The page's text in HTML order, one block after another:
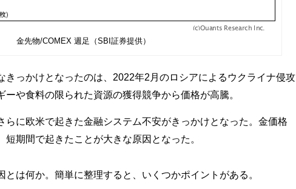
金先物/COMEX 週足（SBI証券提供）
きっかけとなったのは、2022年2月のロシアによるウクライナ侵攻
ーや食料の限られた資源の獲得競争から価格が高騰。
らに欧米で起きた金融システム不安がきっかけとなった。金価格
期間で起きたことが大きな原因となった。
とは何か。簡単に整理すると、いくつかポイントがある。